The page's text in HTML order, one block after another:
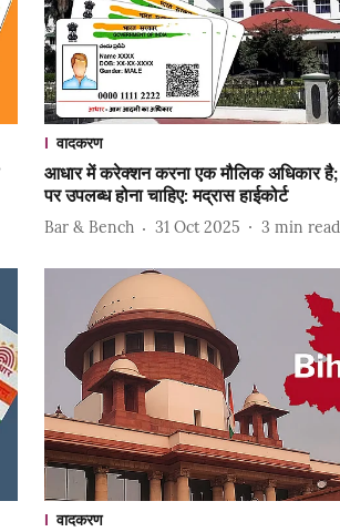
वादकरण
आधार में करेक्शन करना एक मौलिक अधिकार
पर उपलब्ध होना चाहिए: मद्रास हाईकोर्ट
Bar & Bench 31 Oct 2025 3 min read
वादकरण